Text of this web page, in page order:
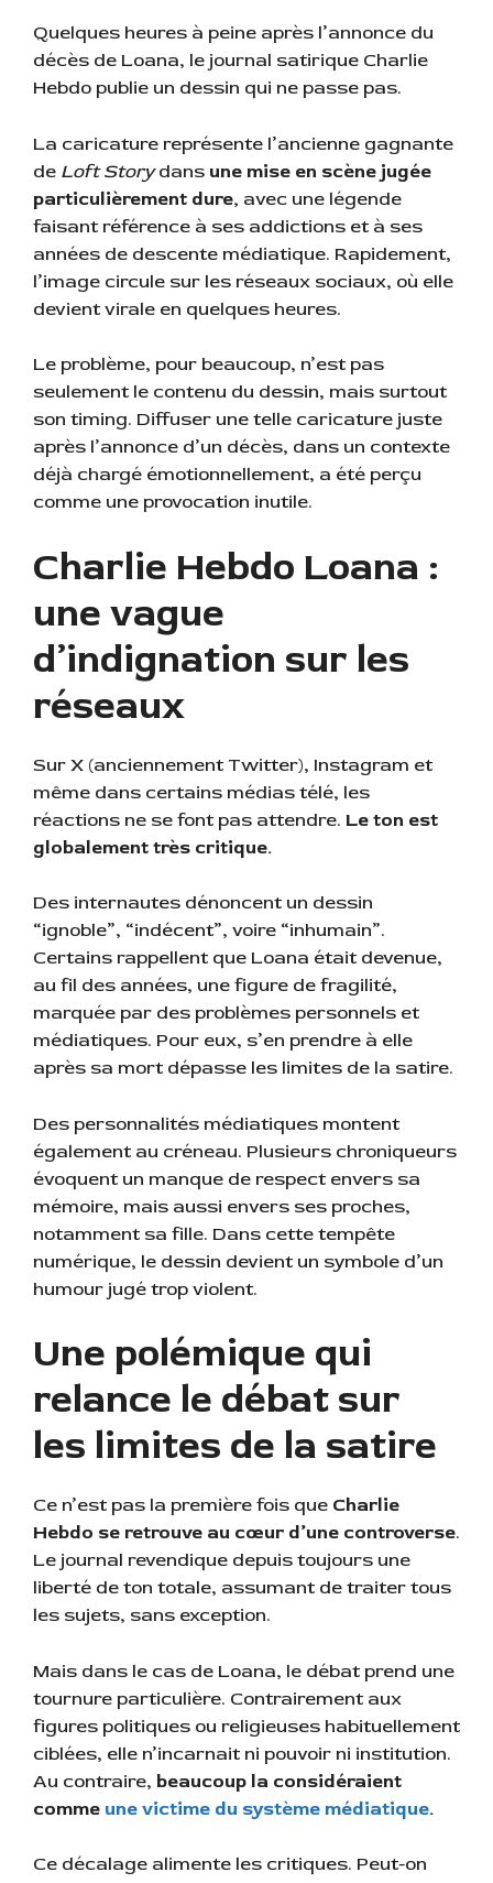
Quelques heures à peine après l’annonce du
décès de Loana, le journal satirique Charlie
Hebdo publie un dessin qui ne passe pas.
La caricature représente l’ancienne gagnante
de Loft Storydans une mise en scène jugée
particulièrement dure, avec une légende
faisant référence à ses addictions et à ses
années de descente médiatique. Rapidement,
l’image circule sur les réseaux sociaux, où elle
devient virale en quelques heures.
Le problème, pour beaucoup, n’est pas
seulement le contenu du dessin, mais surtout
son timing. Diffuser une telle caricature juste
après l’annonce d’un décès, dans un contexte
déjà chargé émotionnellement, a été perçu
comme une provocation inutile.
Charlie Hebdo Loana :
une vague
d’indignation sur les
réseaux
Sur X (anciennement Twitter), Instagram et
même dans certains médias télé, les
réactions ne se font pas attendre. Le ton est
globalement très critique.
Des internautes dénoncent un dessin
“ignoble”, “indécent”, voire “inhumain”.
Certains rappellent que Loana était devenue,
au fil des années, une figure de fragilité,
marquée par des problèmes personnels et
médiatiques. Pour eux, s’en prendre à elle
après sa mort dépasse les limites de la satire.
Des personnalités médiatiques montent
également au créneau. Plusieurs chroniqueurs
évoquent un manque de respect envers sa
mémoire, mais aussi envers ses proches,
notamment sa fille. Dans cette tempête
numérique, le dessin devient un symbole d’un
humour jugé trop violent.
Une polémique qui
relance le débat sur
les limites de la satire
Ce n’est pas la première fois que Charlie
Hebdo se retrouve au cœur d’une controverse.
Le journal revendique depuis toujours une
liberté de ton totale, assumant de traiter tous
les sujets, sans exception.
Mais dans le cas de Loana, le débat prend une
tournure particulière. Contrairement aux
figures politiques ou religieuses habituellement
ciblées, elle n’incarnait ni pouvoir ni institution.
Au contraire, beaucoup la considéraient
comme une victime du système médiatique.
Ce décalage alimente les critiques. Peut-on